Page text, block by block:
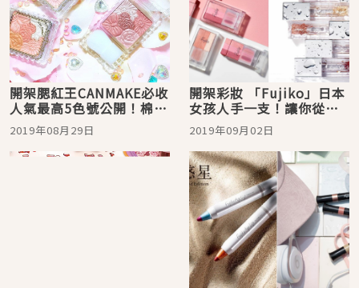
開架腮紅王CANMAKE必收
人氣最高5色號公開！棉花
糖蜜粉餅新色登場
2019年08月29日
開架彩妝 「Fujiko」日本
女孩人手一支！讓你從頭
開始耀眼動人
2019年09月02日